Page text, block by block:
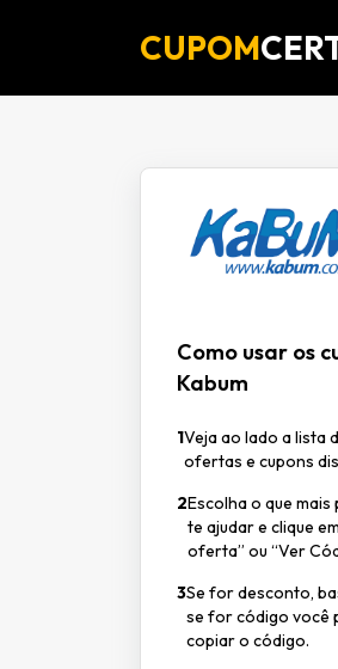
CUPOM
Como usar os
Kabum
1Veja ao lado a lista
ofertas e cupons
2Escolha o que
te ajudar e clique
oferta” ou “Ver
3Se for desconto,
se for código você
copiar o código.